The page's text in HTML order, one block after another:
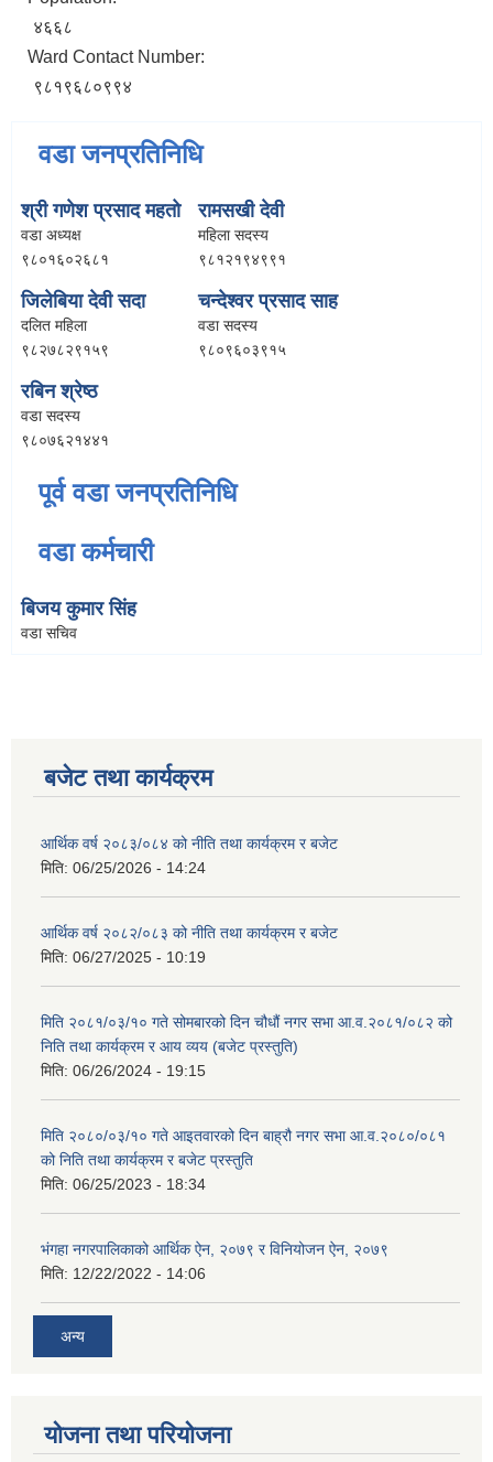
४६६८
Ward Contact Number:
९८१९६८०९९४
वडा जनप्रतिनिधि
श्री गणेश प्रसाद महतो
वडा अध्यक्ष
९८०१६०२६८१
रामसखी देवी
महिला सदस्य
९८१२१९४९९१
जिलेबिया देवी सदा
दलित महिला
९८२७८२९१५९
चन्देश्वर प्रसाद साह
वडा सदस्य
९८०९६०३९१५
रबिन श्रेष्ठ
वडा सदस्य
९८०७६२१४४१
पूर्व वडा जनप्रतिनिधि
वडा कर्मचारी
बिजय कुमार सिंह
वडा सचिव
बजेट तथा कार्यक्रम
आर्थिक वर्ष २०८३/०८४ को नीति तथा कार्यक्रम र बजेट
मिति: 06/25/2026 - 14:24
आर्थिक वर्ष २०८२/०८३ को नीति तथा कार्यक्रम र बजेट
मिति: 06/27/2025 - 10:19
मिति २०८१/०३/१० गते सोमबारको दिन चौधौं नगर सभा आ.व.२०८१/०८२ को
निति तथा कार्यक्रम र आय व्यय (बजेट प्रस्तुति)
मिति: 06/26/2024 - 19:15
मिति २०८०/०३/१० गते आइतवारको दिन बाह्रौ नगर सभा आ.व.२०८०/०८१
को निति तथा कार्यक्रम र बजेट प्रस्तुति
मिति: 06/25/2023 - 18:34
भंगहा नगरपालिकाको आर्थिक ऐन, २०७९ र विनियोजन ऐन, २०७९
मिति: 12/22/2022 - 14:06
अन्य
योजना तथा परियोजना